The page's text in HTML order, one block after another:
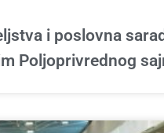
i poslovna
Poljoprivrednog